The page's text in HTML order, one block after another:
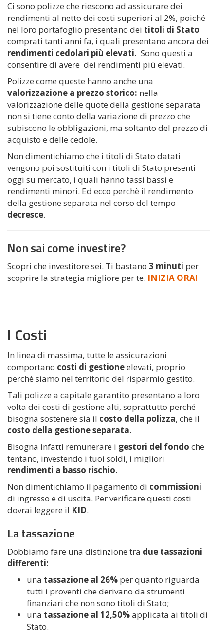
Ci sono polizze che riescono ad assicurare dei
rendimenti al netto dei costi superiori al 2%, poiché
nel loro portafoglio presentano dei titoli di Stato
comprati tanti anni fa, i quali presentano ancora dei
rendimenti cedolari più elevati. Sono questi a
consentire di avere dei rendimenti più elevati.
Polizze come queste hanno anche una
valorizzazione a prezzo storico: nella
valorizzazione delle quote della gestione separata
non si tiene conto della variazione di prezzo che
subiscono le obbligazioni, ma soltanto del prezzo di
acquisto e delle cedole.
Non dimentichiamo che i titoli di Stato datati
vengono poi sostituiti con i titoli di Stato presenti
oggi su mercato, i quali hanno tassi bassi e
rendimenti minori. Ed ecco perchè il rendimento
della gestione separata nel corso del tempo
decresce.
Non sai come investire?
Scopri che investitore sei. Ti bastano 3 minuti per
scoprire la strategia migliore per te. INIZIA ORA!
I Costi
In linea di massima, tutte le assicurazioni
comportano costi di gestioneelevati, proprio
perchè siamo nel territorio del risparmio gestito.
Tali polizze a capitale garantito presentano a loro
volta dei costi di gestione alti, soprattutto perché
bisogna sostenere sia il costo della polizza, che il
costo della gestione separata.
Bisogna infatti remunerare i gestori del fondo che
tentano, investendo i tuoi soldi, i migliori
rendimenti a basso rischio.
Non dimentichiamo il pagamento di commissioni
di ingresso e di uscita. Per verificare questi costi
dovrai leggere il KID.
La tassazione
Dobbiamo fare una distinzione tra due tassazioni
differenti:
una tassazione al 26% per quanto riguarda
tutti i proventi che derivano da strumenti
finanziari che non sono titoli di Stato;
una tassazione al 12,50%applicata ai titoli di
Stato.